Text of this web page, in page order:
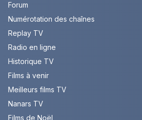
Forum
Numérotation des chaînes
Replay TV
Radio en ligne
Historique TV
Films à venir
Meilleurs films TV
Nanars TV
Films de Noël